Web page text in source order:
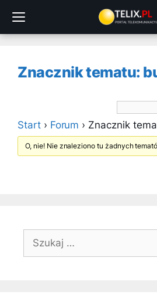
treści
Znacznik tematu:
Start › Forum › Znacznik
O, nie! Nie znaleziono tu żadnych
Szukaj: